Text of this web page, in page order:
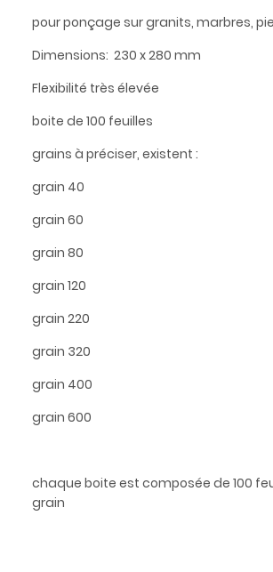
pour ponçage sur granits, marbres,
Dimensions: 230 x 280 mm
Flexibilité très élevée
boite de 100 feuilles
grains à préciser, existent :
grain 40
grain 60
grain 80
grain 120
grain 220
grain 320
grain 400
grain 600
chaque boite est composée de 100
grain